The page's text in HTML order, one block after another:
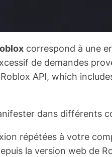
correspond à une
de demandes
API, which
dans différents
répétées à votre
la version web de